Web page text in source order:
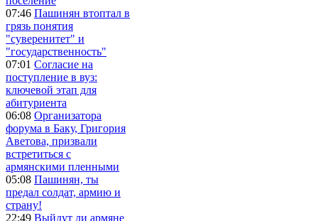
07:46 Пашинян втоптал в
грязь понятия
"суверенитет" и
"государственность"
07:01 Согласие на
поступление в вуз:
ключевой этап для
абитуриента
06:08 Организатора
форума в Баку, Григория
Аветова, призвали
встретиться с
армянскими пленными
05:08 Пашинян, ты
предал солдат, армию и
страну!
22:49 Выйдут ли армяне